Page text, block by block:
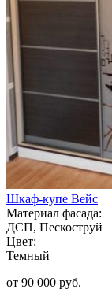
Шкаф-купе Вейс
Материал фасада:
ДСП, Пескоструй
Цвет:
Темный
от 90 000 руб.